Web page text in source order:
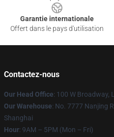
Garantie internationale
Offert dans le pays d'utilisation
Contactez-nous
Our Head Office: 100 W Broadway,
Our Warehouse: No. 7777 Nanjing
Shanghai
Hour: 9AM – 5PM (Mon – Fri)